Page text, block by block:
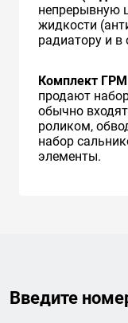
непрерывную
жидкости
радиатору и в
Комплект ГРМ
продают
обычно
роликом,
набор
элементы.
Введите